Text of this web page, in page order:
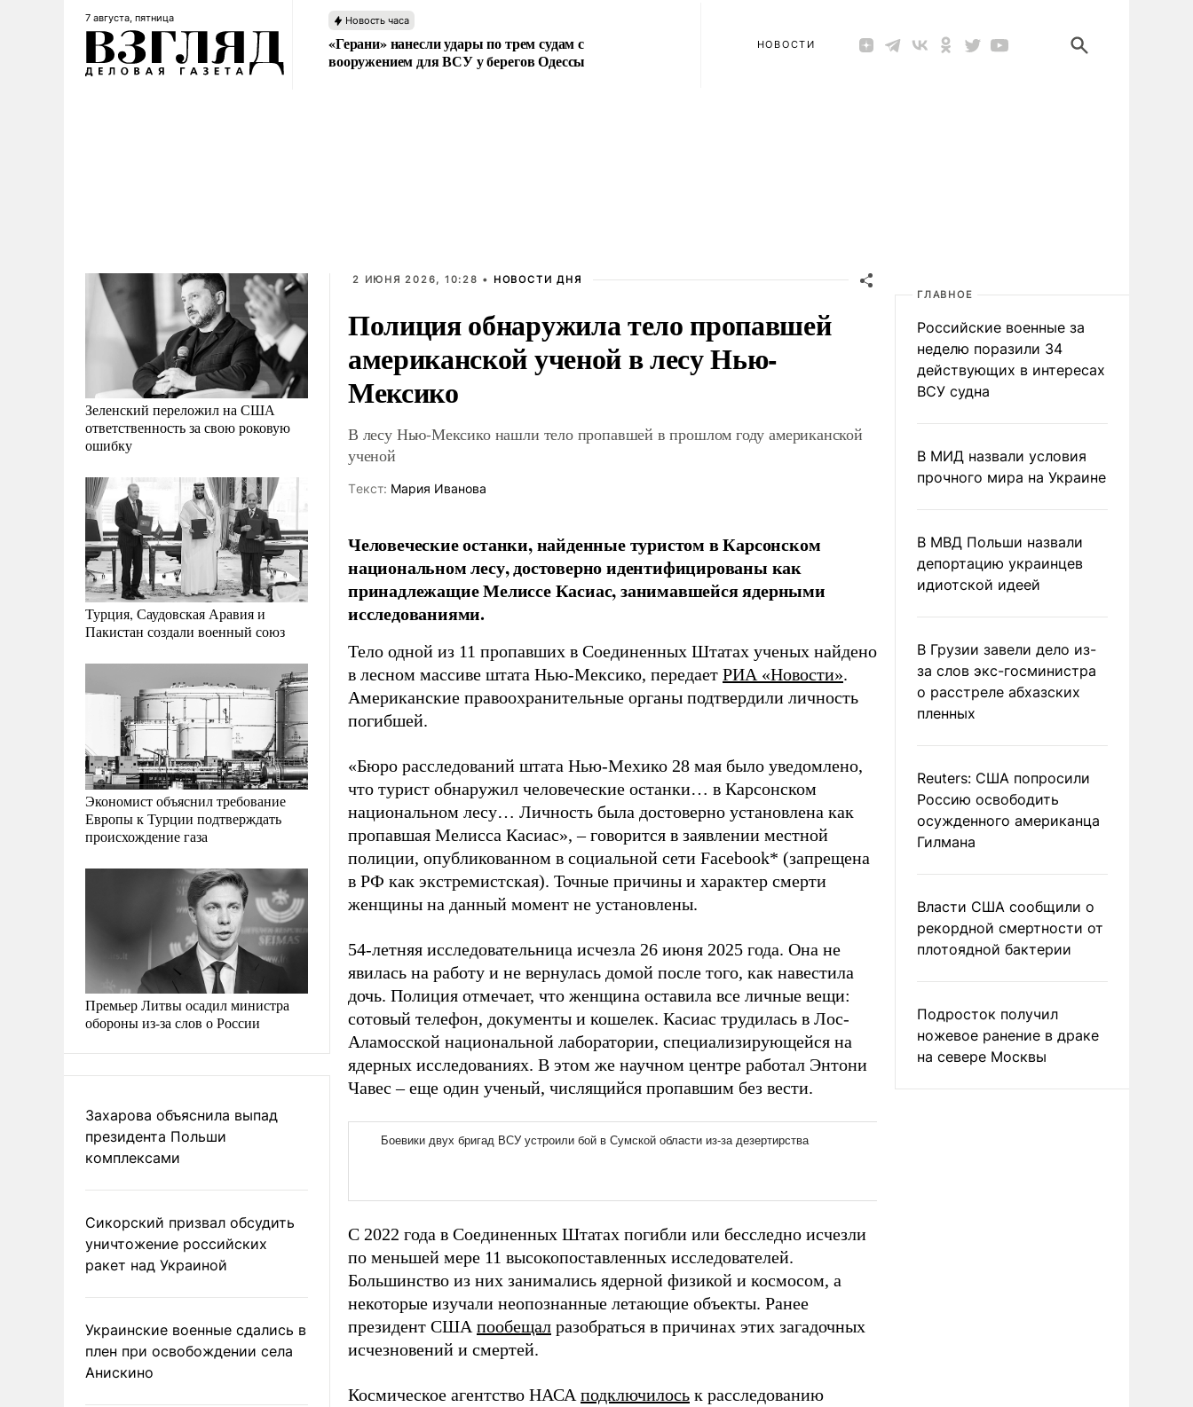
7 августа, пятница Новость часа
«Герани» нанесли удары по трем судам с
вооружением для ВСУ у берегов Одессы
НОВОСТИ
Зеленский переложил на США
ответственность за свою роковую
ошибку
Турция, Саудовская Аравия и
Пакистан создали военный союз
Экономист объяснил требование
Европы к Турции подтверждать
происхождение газа
Премьер Литвы осадил министра
обороны из-за слов о России
Захарова объяснила выпад
президента Польши
комплексами
Сикорский призвал обсудить
уничтожение российских
ракет над Украиной
Украинские военные сдались в
плен при освобождении села
Анискино
2 ИЮНЯ 2026, 10:28 • НОВОСТИ ДНЯ
Полиция обнаружила тело пропавшей
американской ученой в лесу Нью-
Мексико
В лесу Нью-Мексико нашли тело пропавшей в прошлом году американской
ученой
Tекст: Мария Иванова
Человеческие останки, найденные туристом в Карсонском
национальном лесу, достоверно идентифицированы как
принадлежащие Мелиссе Касиас, занимавшейся ядерными
исследованиями.
Тело одной из 11 пропавших в Соединенных Штатах ученых найдено
в лесном массиве штата Нью-Мексико, передает РИА «Новости».
Американские правоохранительные органы подтвердили личность
погибшей.
«Бюро расследований штата Нью-Мехико 28 мая было уведомлено,
что турист обнаружил человеческие останки… в Карсонском
национальном лесу… Личность была достоверно установлена как
пропавшая Мелисса Касиас», – говорится в заявлении местной
полиции, опубликованном в социальной сети Facebook* (запрещена
в РФ как экстремистская). Точные причины и характер смерти
женщины на данный момент не установлены.
54-летняя исследовательница исчезла 26 июня 2025 года. Она не
явилась на работу и не вернулась домой после того, как навестила
дочь. Полиция отмечает, что женщина оставила все личные вещи:
сотовый телефон, документы и кошелек. Касиас трудилась в Лос-
Аламосской национальной лаборатории, специализирующейся на
ядерных исследованиях. В этом же научном центре работал Энтони
Чавес – еще один ученый, числящийся пропавшим без вести.
С 2022 года в Соединенных Штатах погибли или бесследно исчезли
по меньшей мере 11 высокопоставленных исследователей.
Большинство из них занимались ядерной физикой и космосом, а
некоторые изучали неопознанные летающие объекты. Ранее
президент США пообещал разобраться в причинах этих загадочных
исчезновений и смертей.
Космическое агентство НАСА подключилось к расследованию
ГЛАВНОЕ
Российские военные за
неделю поразили 34
действующих в интересах
ВСУ судна
В МИД назвали условия
прочного мира на Украине
В МВД Польши назвали
депортацию украинцев
идиотской идеей
В Грузии завели дело из-
за слов экс-госминистра
о расстреле абхазских
пленных
Reuters: США попросили
Россию освободить
осужденного американца
Гилмана
Власти США сообщили о
рекордной смертности от
плотоядной бактерии
Подросток получил
ножевое ранение в драке
на севере Москвы